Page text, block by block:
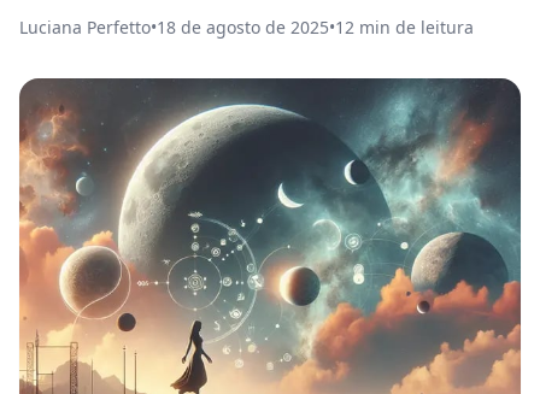
Luciana Perfetto•18 de agosto de 2025•12 min de leitura